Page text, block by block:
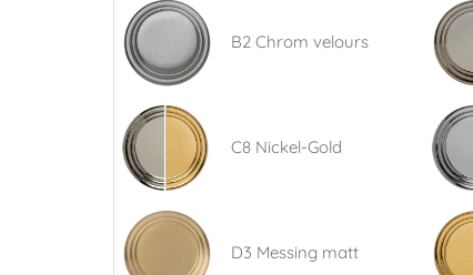
B2 Chrom velours
C8 Nickel-Gold
D3 Messing matt